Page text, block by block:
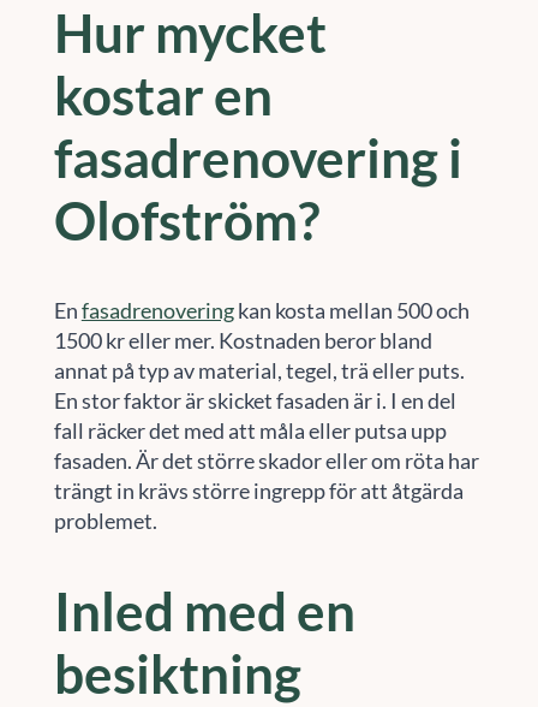
Hur mycket
kostar en
fasadrenovering i
Olofström?
Enfasadrenoveringkan kosta mellan 500 och
1500 kr eller mer. Kostnaden beror bland
annat på typ av material, tegel, trä eller puts.
En stor faktor är skicket fasaden är i. I en del
fall räcker det med att måla eller putsa upp
fasaden. Är det större skador eller om röta har
trängt in krävs större ingrepp för att åtgärda
problemet.
Inled med en
besiktning